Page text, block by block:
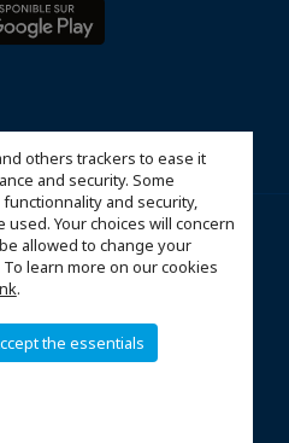
others trackers to ease it
and security. Some
and security,
Your choices will concern
allowed to change your
learn more on our cookies
.
the essentials